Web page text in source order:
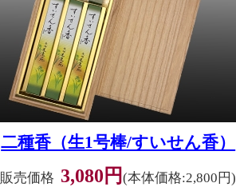
二種香（生1号棒/すいせん香）
販売価格 3,080円(本体価格:2,800円)